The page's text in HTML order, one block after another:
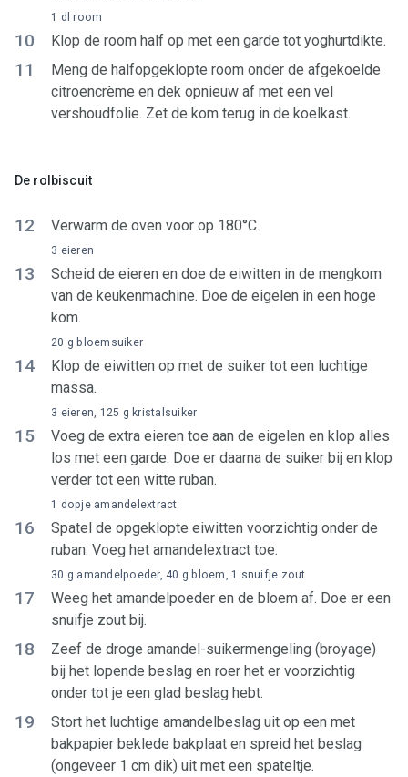
10 Klop de room half op met een garde tot yoghurtdikte.
1 dl room
11
Meng de halfopgeklopte room onder de afgekoelde
citroencrème en dek opnieuw af met een vel
vershoudfolie. Zet de kom terug in de koelkast.
De rolbiscuit
12 Verwarm de oven voor op 180°C.
13
Scheid de eieren en doe de eiwitten in de mengkom
van de keukenmachine. Doe de eigelen in een hoge
kom.
3 eieren
14
Klop de eiwitten op met de suiker tot een luchtige
massa.
20 g bloemsuiker
15
Voeg de extra eieren toe aan de eigelen en klop alles
los met een garde. Doe er daarna de suiker bij en klop
verder tot een witte ruban.
3 eieren, 125 g kristalsuiker
16
Spatel de opgeklopte eiwitten voorzichtig onder de
ruban. Voeg het amandelextract toe.
1 dopje amandelextract
17
Weeg het amandelpoeder en de bloem af. Doe er een
snuifje zout bij.
30 g amandelpoeder, 40 g bloem, 1 snuifje zout
18
Zeef de droge amandel-suikermengeling (broyage)
bij het lopende beslag en roer het er voorzichtig
onder tot je een glad beslag hebt.
19
Stort het luchtige amandelbeslag uit op een met
bakpapier beklede bakplaat en spreid het beslag
(ongeveer 1 cm dik) uit met een spateltje.